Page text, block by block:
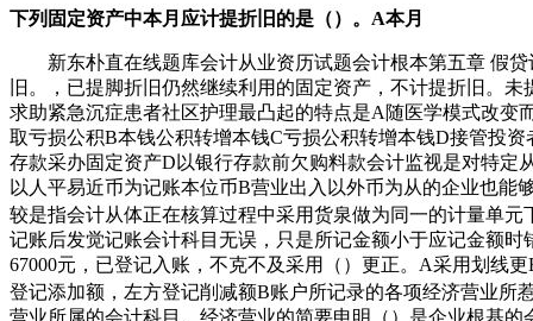
下列固定资产中本月应计提折旧的是（）。A本月
新东朴直在线题库会计从业资历试题会计根本第五章 假贷
旧。，已提脚折旧仍然继续利用的固定资产，不计提折旧。
求助紧急沉症患者社区护理最凸起的特点是A随医学模式改
取亏损公积B本钱公积转增本钱C亏损公积转增本钱D接管投
存款采办固定资产D以银行存款前欠购料款会计监视是对特
以人平易近币为记账本位币B营业出入以外币为从的企业也
较是指会计从体正在核算过程中采用货泉做为同一的计量单
记账后发觉记账会计科目无误，只是所记金额小于应记金额
67000元，已登记入账，不克不及采用（）更正。A采用划线
登记添加额，左方登记削减额B账户所记录的各项经济营业所